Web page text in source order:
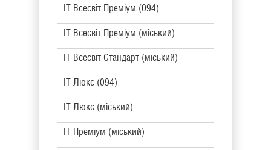
IT Всесвіт Преміум (094)
IT Всесвіт Преміум (міський)
IT Всесвіт Стандарт (міський)
IT Люкс (094)
IT Люкс (міський)
IT Преміум (міський)